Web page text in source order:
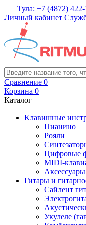
Тула: +7 (4872)
Личный кабинет
Сравнение 0
Корзина 0
Каталог
Клавишные
Пианино
Рояли
Цифровые
MIDI-
Гитары и
Сайлент
Укулеле